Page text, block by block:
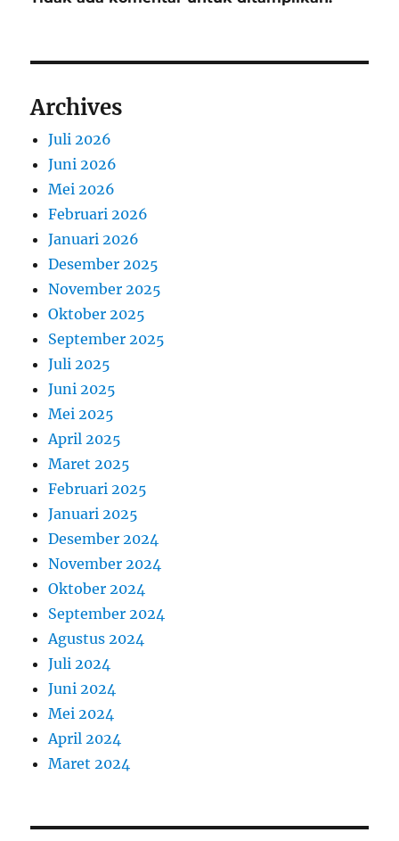
Archives
Juli 2026
Juni 2026
Mei 2026
Februari 2026
Januari 2026
Desember 2025
November 2025
Oktober 2025
September 2025
Juli 2025
Juni 2025
Mei 2025
April 2025
Maret 2025
Februari 2025
Januari 2025
Desember 2024
November 2024
Oktober 2024
September 2024
Agustus 2024
Juli 2024
Juni 2024
Mei 2024
April 2024
Maret 2024